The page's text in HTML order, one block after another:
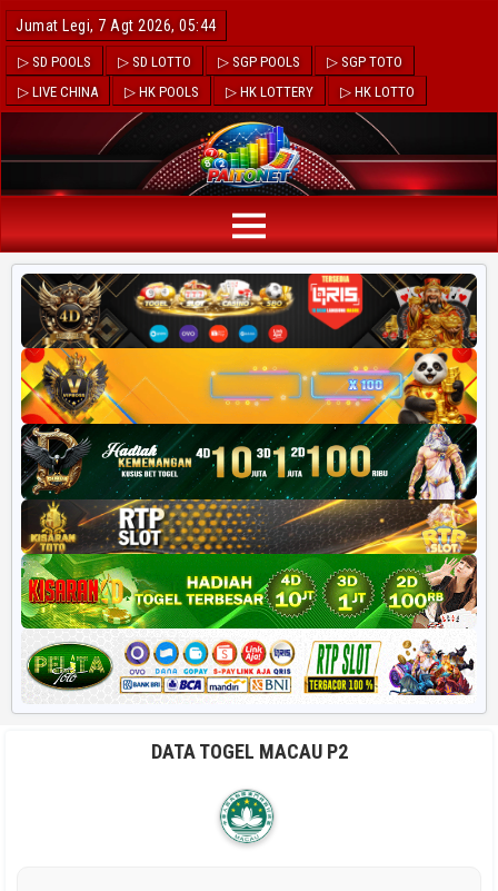
Jumat Legi, 7 Agt 2026, 05:44
▷ SD POOLS ▷ SD LOTTO ▷ SGP POOLS
▷ SGP TOTO
▷ LIVE CHINA
▷ HK POOLS ▷ HK LOTTERY ▷ HK LOTTO
DATA TOGEL MACAU P2